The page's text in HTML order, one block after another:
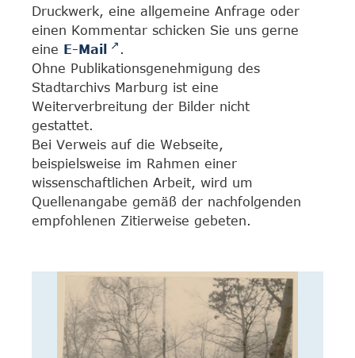
Druckwerk, eine allgemeine Anfrage oder
einen Kommentar schicken Sie uns gerne
eine E-Mail
.
Ohne Publikationsgenehmigung des
Stadtarchivs Marburg ist eine
Weiterverbreitung der Bilder nicht
gestattet.
Bei Verweis auf die Webseite,
beispielsweise im Rahmen einer
wissenschaftlichen Arbeit, wird um
Quellenangabe gemäß der nachfolgenden
empfohlenen Zitierweise gebeten.